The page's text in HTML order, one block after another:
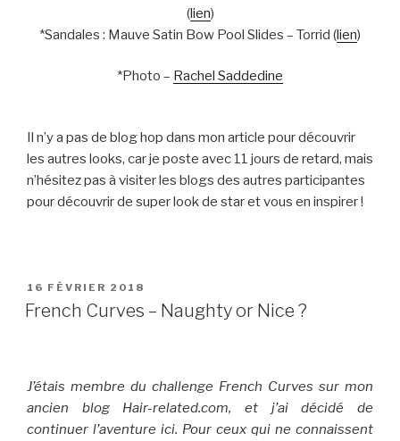
(lien)
*Sandales : Mauve Satin Bow Pool Slides – Torrid (lien)
*Photo – Rachel Saddedine
Il n’y a pas de blog hop dans mon article pour découvrir
les autres looks, car je poste avec 11 jours de retard, mais
n’hésitez pas à visiter les blogs des autres participantes
pour découvrir de super look de star et vous en inspirer !
PUBLIÉ
LE
16 FÉVRIER 2018
French Curves – Naughty or Nice ?
J’étais membre du challenge French Curves sur mon
ancien blog Hair-related.com, et j’ai décidé de
continuer l’aventure ici. Pour ceux qui ne connaissent